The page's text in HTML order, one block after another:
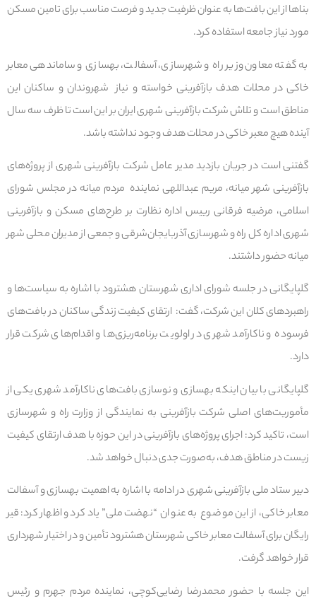
بناها از این بافت‌ها به عنوان ظرفیت‌ جدید و فرصت‌ مناسب برای تامین مسکن
مورد نیاز جامعه استفاده کرد.
به گفته معاون وزیر راه و شهرسازی، آسفالت، بهسازی و ساماندهی معابر
خاکی در محلات هدف بازآفرینی خواسته و نیاز شهروندان و ساکنان این
مناطق است و تلاش شرکت بازآفرینی شهری ایران بر این است تا ظرف سه سال
آینده هیچ معبر خاکی در محلات هدف وجود نداشته باشد.
گفتنی است در جریان بازدید مدیر عامل شرکت بازآفرینی شهری از پروژه‌های
بازآفرینی شهر میانه، مریم عبداللهی نماینده مردم میانه در مجلس شورای
اسلامی، مرضیه فرقانی رییس اداره نظارت بر طرح‌های مسکن و بازآفرینی
شهری اداره کل راه و شهرسازی آذربایجان‌شرقی و جمعی از مدیران محلی شهر
میانه حضور داشتند.
گلپایگانی در جلسه شورای اداری شهرستان هشترود با اشاره به سیاست‌ها و
راهبردهای کلان این شرکت، گفت: ارتقای کیفیت زندگی ساکنان در بافت‌های
فرسوده و ناکارآمد شهری در اولویت برنامه‌ریزی‌ها و اقدام‌های شرکت قرار
دارد.
گلپایگانی با بیان اینکه بهسازی و نوسازی بافت‌های ناکارآمد شهری یکی از
مأموریت‌های اصلی شرکت بازآفرینی به نمایندگی از وزارت راه و شهرسازی
است، تاکید کرد: اجرای پروژه‌های بازآفرینی در این حوزه با هدف ارتقای کیفیت
زیست در مناطق هدف، به‌صورت جدی دنبال خواهد شد.
دبیر ستاد ملی بازآفرینی شهری در ادامه با اشاره به اهمیت بهسازی و آسفالت
معابر خاکی، از این موضوع به‌ عنوان “نهضت ملی” یاد کرد و اظهار کرد: قیر
رایگان برای آسفالت معابر خاکی شهرستان هشترود تأمین و در اختیار شهرداری
قرار خواهد گرفت.
این جلسه با حضور محمدرضا رضایی‌کوچی، نماینده مردم جهرم و رئیس